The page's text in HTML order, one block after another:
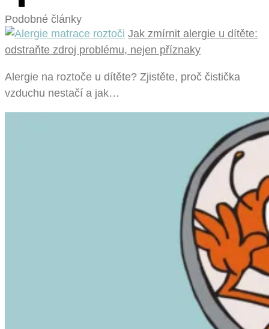
Podobné články
Jak zmírnit alergie u dítěte:
odstraňte zdroj problému, nejen příznaky
Alergie na roztoče u dítěte? Zjistěte, proč čistička
vzduchu nestačí a jak…